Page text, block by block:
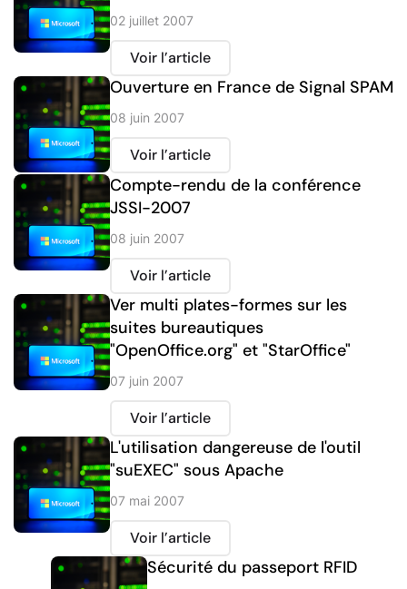
02 juillet 2007
Voir l’article
Ouverture en France de Signal SPAM
08 juin 2007
Voir l’article
Compte-rendu de la conférence
JSSI-2007
08 juin 2007
Voir l’article
Ver multi plates-formes sur les
suites bureautiques
"OpenOffice.org" et "StarOffice"
07 juin 2007
Voir l’article
L'utilisation dangereuse de l'outil
"suEXEC" sous Apache
07 mai 2007
Voir l’article
Sécurité du passeport RFID